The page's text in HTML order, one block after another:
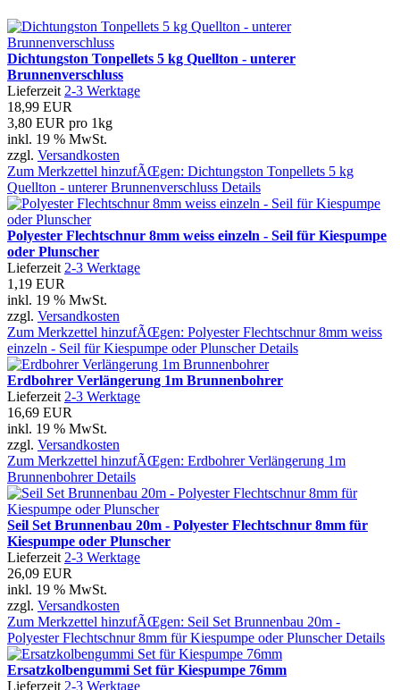
Dichtungston Tonpellets 5 kg Quellton - unterer
Brunnenverschluss
Lieferzeit 2-3 Werktage
18,99 EUR
3,80 EUR pro 1kg
inkl. 19 % MwSt.
zzgl. Versandkosten
Zum Merkzettel hinzufÃŒgen: Dichtungston Tonpellets 5 kg
Quellton - unterer Brunnenverschluss Details
Polyester Flechtschnur 8mm weiss einzeln - Seil für Kiespumpe
oder Plunscher
Lieferzeit 2-3 Werktage
1,19 EUR
inkl. 19 % MwSt.
zzgl. Versandkosten
Zum Merkzettel hinzufÃŒgen: Polyester Flechtschnur 8mm weiss
einzeln - Seil für Kiespumpe oder Plunscher Details
Erdbohrer Verlängerung 1m Brunnenbohrer
Lieferzeit 2-3 Werktage
16,69 EUR
inkl. 19 % MwSt.
zzgl. Versandkosten
Zum Merkzettel hinzufÃŒgen: Erdbohrer Verlängerung 1m
Brunnenbohrer Details
Seil Set Brunnenbau 20m - Polyester Flechtschnur 8mm für
Kiespumpe oder Plunscher
Lieferzeit 2-3 Werktage
26,09 EUR
inkl. 19 % MwSt.
zzgl. Versandkosten
Zum Merkzettel hinzufÃŒgen: Seil Set Brunnenbau 20m -
Polyester Flechtschnur 8mm für Kiespumpe oder Plunscher Details
Ersatzkolbengummi Set für Kiespumpe 76mm
Lieferzeit 2-3 Werktage